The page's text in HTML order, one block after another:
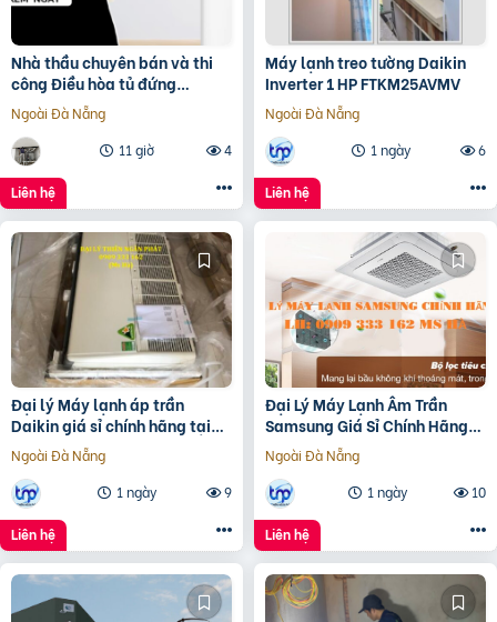
Nhà thầu chuyên bán và thi
công Điều hòa tủ đứng
PANASONIC S-24PB3H5
Inverter 3HP giá rẻ
Ngoài Đà Nẵng
11 giờ
4
Liên hệ
Máy lạnh treo tường Daikin
Inverter 1 HP FTKM25AVMV
Ngoài Đà Nẵng
1 ngày
6
Liên hệ
Đại lý Máy lạnh áp trần
Daikin giá sỉ chính hãng tại
TP.HCM
Ngoài Đà Nẵng
1 ngày
9
Liên hệ
Đại Lý Máy Lạnh Âm Trần
Samsung Giá Sỉ Chính Hãng
Tại TP.HCM
Ngoài Đà Nẵng
1 ngày
10
Liên hệ